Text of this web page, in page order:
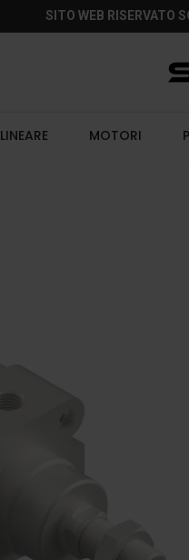
SITO WEB RISERVATO
LINEARE MOTORI